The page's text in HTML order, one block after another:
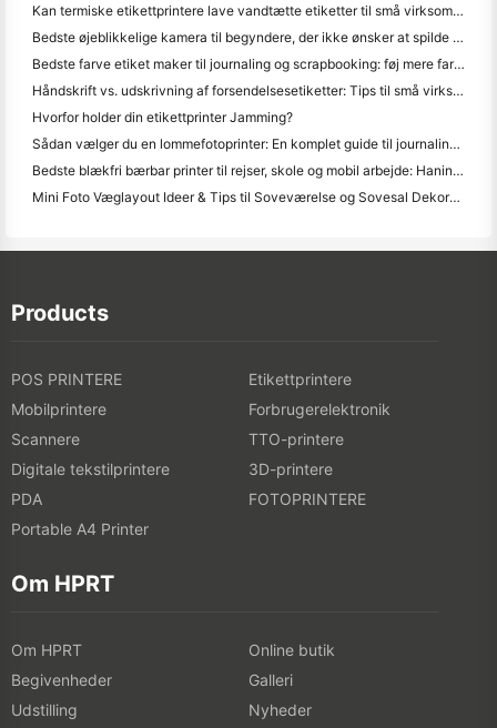
Kan termiske etikettprintere lave vandtætte etiketter til små virksomhedsprodukter?
Bedste øjeblikkelige kamera til begyndere, der ikke ønsker at spilde papir
Bedste farve etiket maker til journaling og scrapbooking: føj mere farve til hver side
Håndskrift vs. udskrivning af forsendelsesetiketter: Tips til små virksomheder i 2026
Hvorfor holder din etikettprinter Jamming?
Sådan vælger du en lommefotoprinter: En komplet guide til journaling, rejser og iPhone-brugere
Bedste blækfri bærbar printer til rejser, skole og mobil arbejde: Hanin MT620 Pro anmeldelse
Mini Foto Væglayout Ideer & Tips til Soveværelse og Sovesal Dekoration
Products
POS PRINTERE
Etikettprintere
Mobilprintere
Forbrugerelektronik
Scannere
TTO-printere
Digitale tekstilprintere
3D-printere
PDA
FOTOPRINTERE
Portable A4 Printer
Om HPRT
Om HPRT
Online butik
Begivenheder
Galleri
Udstilling
Nyheder